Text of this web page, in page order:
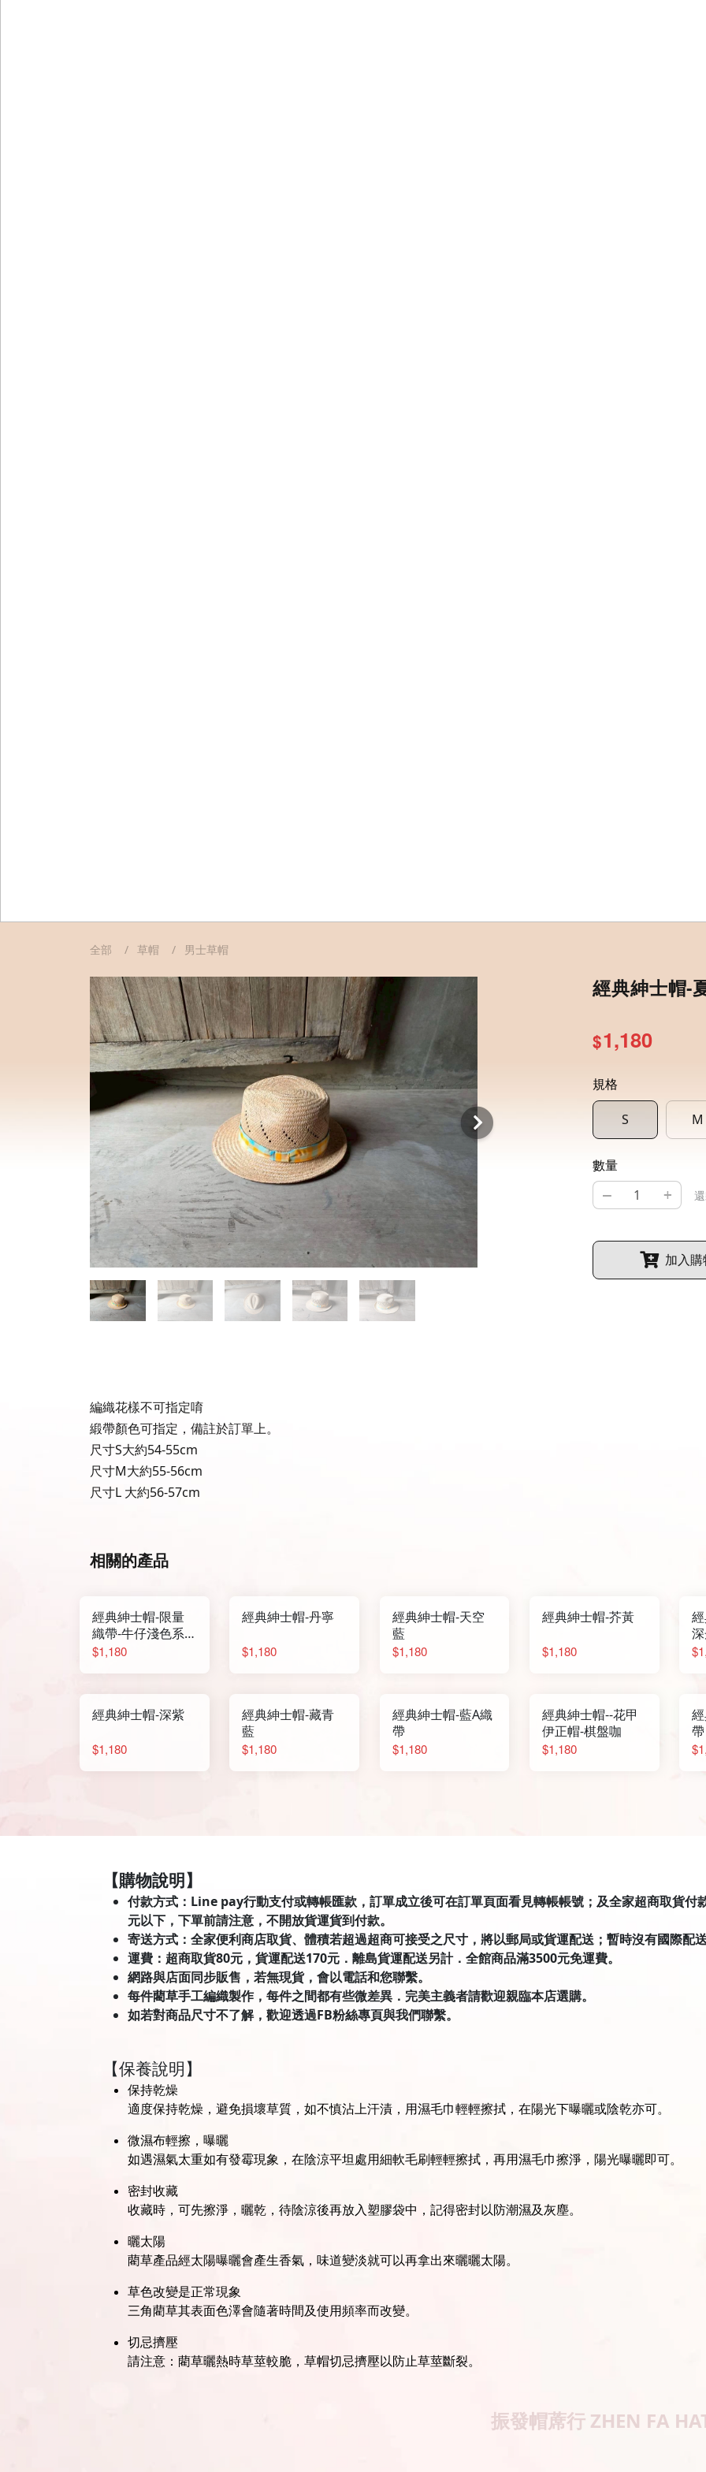
經典紳士帽-
$1,180
規格
S M
數量
– +
加入
編織花樣不可指定唷
緞帶顏色可指定，備註於訂單上。
尺寸S大約54-55cm
尺寸M大約55-56cm
尺寸L 大約56-57cm
相關的產品
經典紳士帽-限量
織帶-牛仔淺色系
提花
$1,180
經典紳士帽-丹寧
$1,180
經典紳士帽-天空
藍
$1,180
經典紳士帽-芥黃
$1,180
經典紳士帽-深紫
$1,180
經典紳士帽-藏青
藍
$1,180
經典紳士帽-藍A織
帶
$1,180
經典紳士帽--花甲
伊正帽-棋盤咖
$1,180
帶
全部 草帽 男士草帽
【購物說明】
付款方式：Line pay行動支付或轉帳匯款，訂單成立後可在訂單頁面看見轉帳帳號；及全家超商取貨
元以下，下單前請注意，不開放貨運貨到付款。
寄送方式：全家便利商店取貨、體積若超過超商可接受之尺寸，將以郵局或貨運配送；暫時沒有國際配
運費：超商取貨80元，貨運配送170元．離島貨運配送另計．全館商品滿3500元免運費。
網路與店面同步販售，若無現貨，會以電話和您聯繫。
每件藺草手工編織製作，每件之間都有些微差異．完美主義者請歡迎親臨本店選購。
如若對商品尺寸不了解，歡迎透過FB粉絲專頁與我們聯繫。
【保養說明】
保持乾燥
適度保持乾燥，避免損壞草質，如不慎沾上汗漬，用濕毛巾輕輕擦拭，在陽光下曝曬或陰乾亦可。
微濕布輕擦，曝曬
如遇濕氣太重如有發霉現象，在陰涼平坦處用細軟毛刷輕輕擦拭，再用濕毛巾擦淨，陽光曝曬即可。
密封收藏
收藏時，可先擦淨，曬乾，待陰涼後再放入塑膠袋中，記得密封以防潮濕及灰塵。
曬太陽
藺草產品經太陽曝曬會產生香氣，味道變淡就可以再拿出來曬曬太陽。
草色改變是正常現象
三角藺草其表面色澤會隨著時間及使用頻率而改變。
切忌擠壓
請注意：藺草曬熱時草莖較脆，草帽切忌擠壓以防止草莖斷裂。
振發帽蓆行 ZHEN FA